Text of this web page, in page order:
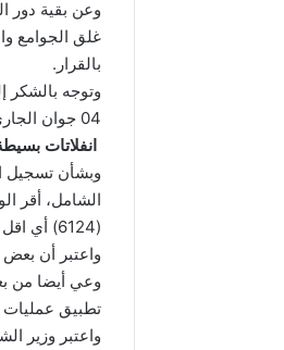
وعن بقية دور
بالقرار.
وتوجه بالشكر
04 جوان الجاري واحترام ما جاء في البروتكول الصحي من إجراءات.
انفلاتات
وبشأن تسجيل
(6124) أي اقل من 30 حالة تم تسجيلها، وفق تعبيره.
واعتبر أن بعض
وعي أيضا من
تطبيق عمليات
واعتبر وزير